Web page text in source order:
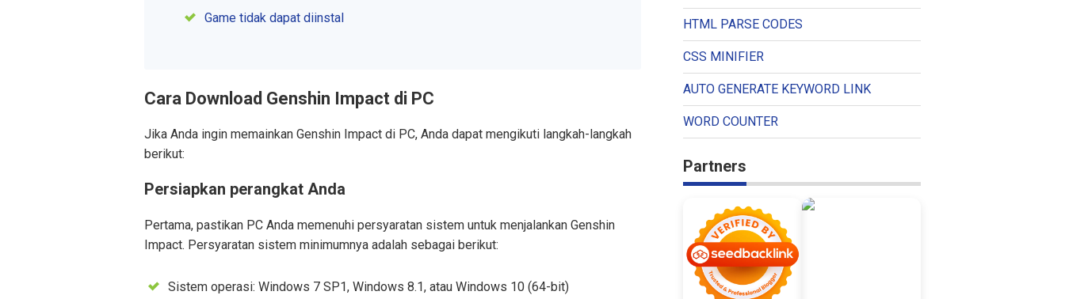
Game tidak dapat diinstal
Cara Download Genshin Impact di PC
Jika Anda ingin memainkan Genshin Impact di PC, Anda dapat mengikuti langkah-langkah
berikut:
Persiapkan perangkat Anda
Pertama, pastikan PC Anda memenuhi persyaratan sistem untuk menjalankan Genshin
Impact. Persyaratan sistem minimumnya adalah sebagai berikut:
Sistem operasi: Windows 7 SP1, Windows 8.1, atau Windows 10 (64-bit)
HTML PARSE CODES
CSS MINIFIER
AUTO GENERATE KEYWORD LINK
WORD COUNTER
Partners